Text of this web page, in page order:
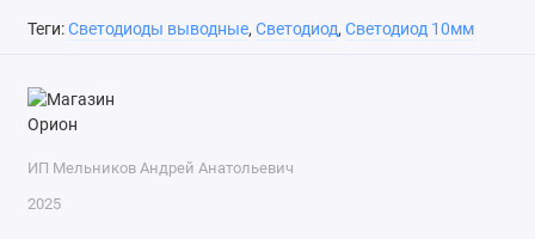
Теги:Светодиоды выводные, Светодиод, Светодиод 10мм
ИП Мельников Андрей Анатольевич
2025